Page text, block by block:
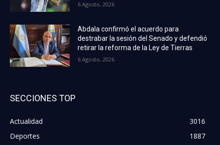
6 Agosto, 2026
Abdala confirmó el acuerdo para
destrabar la sesión del Senado y defendió
retirar la reforma de la Ley de Tierras
6 Agosto, 2026
SECCIONES TOP
Actualidad
3016
Deportes
1887